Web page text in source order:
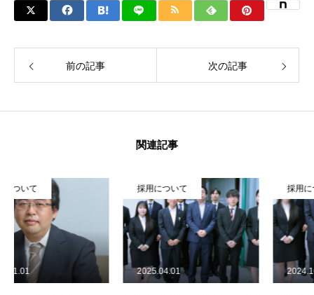
前の記事 次の記事
関連記事
採用について 採用について
2024.10.08